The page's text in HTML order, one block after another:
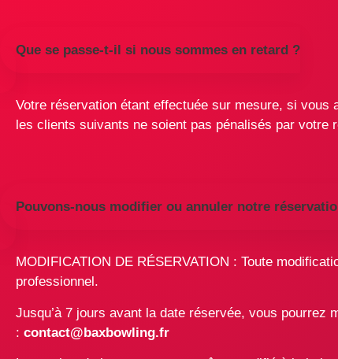
Que se passe-t-il si nous sommes en retard ?
Votre réservation étant effectuée sur mesure, si vous
les clients suivants ne soient pas pénalisés par votre
Pouvons-nous modifier ou annuler notre
MODIFICATION DE RÉSERVATION : Toute
professionnel.
Jusqu’à 7 jours avant la date réservée, vous pourrez
: contact@baxbowling.fr